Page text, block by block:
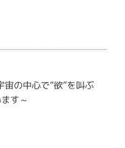
宙の中心で”欲”を叫ぶ
す～